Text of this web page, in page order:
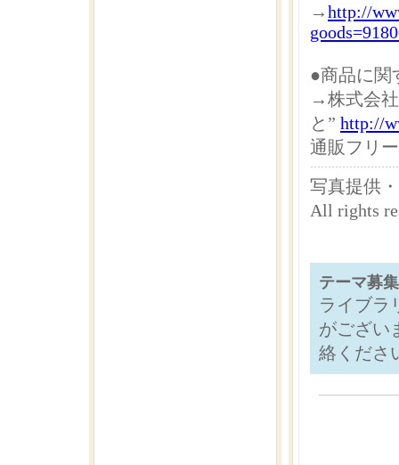
→http://
●商品に関
→株式会
と” http://
通販フリ
写真提供
All rights
テーマ募
ライブラ
がござい
絡くださ